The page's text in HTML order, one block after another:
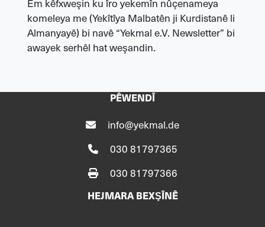
komeleya me (Yekîtîya Malbatên ji Kurdistanê li
Almanyayê) bi navê “Yekmal e.V. Newsletter” bi
awayek serhêl hat weşandin.
PÊWENDÎ
info@yekmal.de
030 81797365
030 81797366
HEJMARA BEXŞÎNÊ